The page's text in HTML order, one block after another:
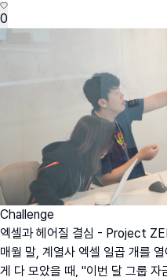
0
Challenge
엑셀과 헤어질 결심 - Project
매월 말, 계열사 엑셀 일곱 개를
게 다 모았을 때, "이번 달 그룹